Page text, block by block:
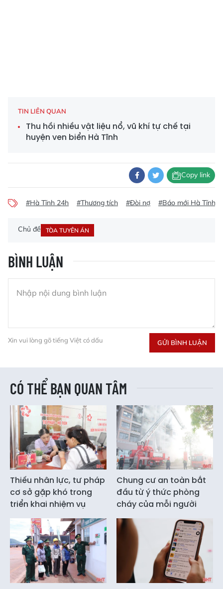
TIN LIÊN QUAN
Thu hồi nhiều vật liệu nổ, vũ khí tự chế tại
huyện ven biển Hà Tĩnh
Copy link
#Hà Tĩnh 24h #Thương tích #Đòi nợ #Báo mới Hà Tĩnh
Chủ đề TÒA TUYÊN ÁN
BÌNH LUẬN
Xin vui lòng gõ tiếng Việt có dấu GỬI BÌNH LUẬN
CÓ THỂ BẠN QUAN TÂM
Thiếu nhân lực, tư pháp
cơ sở gặp khó trong
triển khai nhiệm vụ
Chung cư an toàn bắt
đầu từ ý thức phòng
cháy của mỗi người